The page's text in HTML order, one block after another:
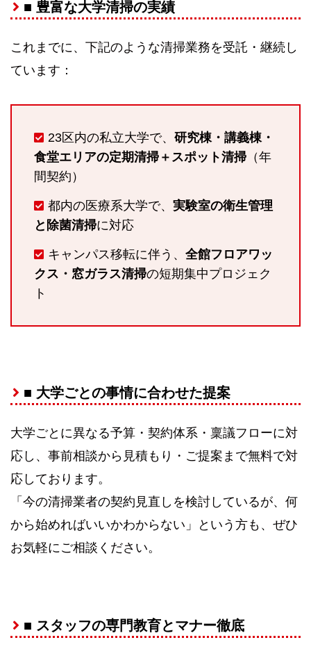
■ 豊富な大学清掃の実績
これまでに、下記のような清掃業務を受託・継続し
ています：
23区内の私立大学で、研究棟・講義棟・
食堂エリアの定期清掃＋スポット清掃 （年
間契約）
都内の医療系大学で、実験室の衛生管理
と除菌清掃に対応
キャンパス移転に伴う、全館フロアワッ
クス・窓ガラス清掃の短期集中プロジェク
ト
■ 大学ごとの事情に合わせた提案
大学ごとに異なる予算・契約体系・稟議フローに対
応し、事前相談から見積もり・ご提案まで無料で対
応しております。
「今の清掃業者の契約見直しを検討しているが、何
から始めればいいかわからない」という方も、ぜひ
お気軽にご相談ください。
■ スタッフの専門教育とマナー徹底